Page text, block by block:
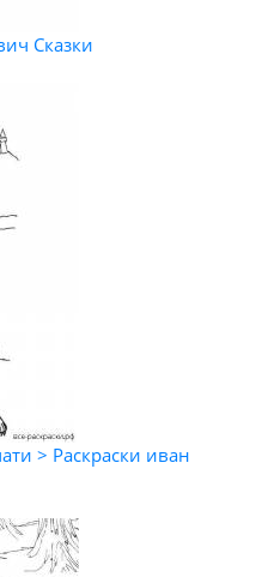
Сказки
> Раскраски иван